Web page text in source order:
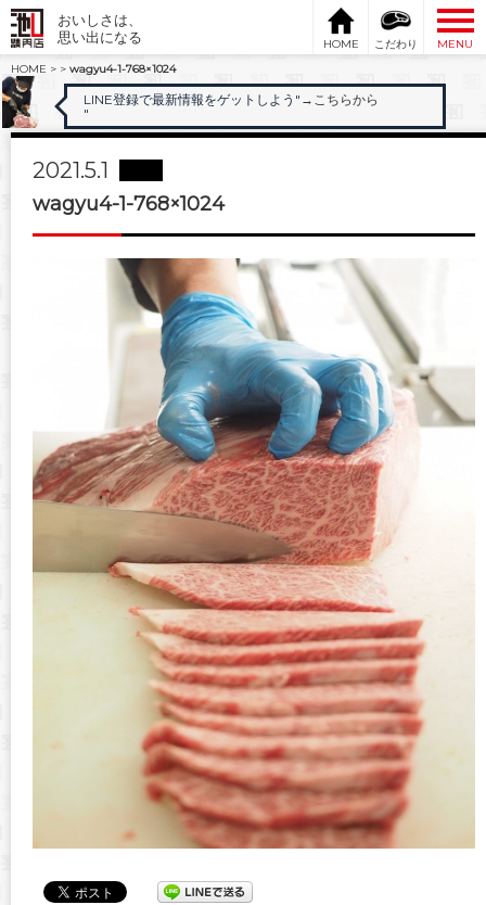
おいしさは、
思い出になる
HOME こだわり
MENU
HOME > > wagyu4-1-768×1024
LINE登録で最新情報をゲットしよう" →こちらから
"
2021.5.1
wagyu4-1-768×1024